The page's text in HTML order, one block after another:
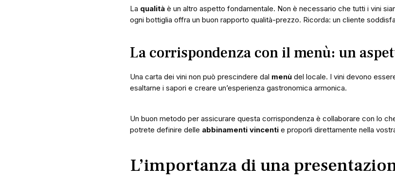
La qualità è un altro aspetto fondamentale. Non è necessario che tutti i vini
ogni bottiglia offra un buon rapporto qualità-prezzo. Ricorda: un cliente
La corrispondenza con il menù: un
Una carta dei vini non può prescindere dal menù del locale. I vini devono
esaltarne i sapori e creare un’esperienza gastronomica armonica.
Un buon metodo per assicurare questa corrispondenza è collaborare con lo
potrete definire delle abbinamenti vincenti e proporli direttamente nella
L’importanza di una